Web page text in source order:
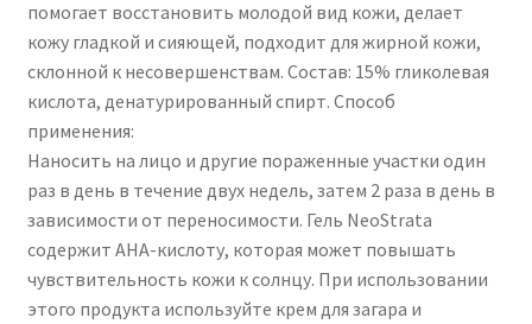
помогает восстановить молодой вид кожи, делает
кожу гладкой и сияющей, подходит для жирной кожи,
склонной к несовершенствам. Состав: 15% гликолевая
кислота, денатурированный спирт. Способ
применения:
Наносить на лицо и другие пораженные участки один
раз в день в течение двух недель, затем 2 раза в день в
зависимости от переносимости. Гель NeoStrata
содержит AHA-кислоту, которая может повышать
чувствительность кожи к солнцу. При использовании
этого продукта используйте крем для загара и